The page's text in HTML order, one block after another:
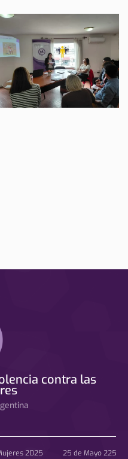
contra las
Mujeres 2025 25 de Mayo 225